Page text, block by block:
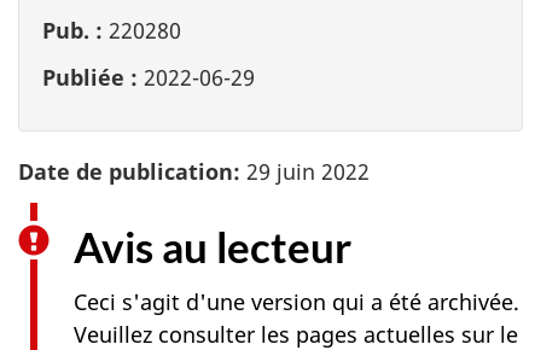
Pub. : 220280
Publiée : 2022-06-29
Date de publication: 29 juin 2022
Avis au lecteur
Ceci s'agit d'une version qui a été archivée.
Veuillez consulter les pages actuelles sur le